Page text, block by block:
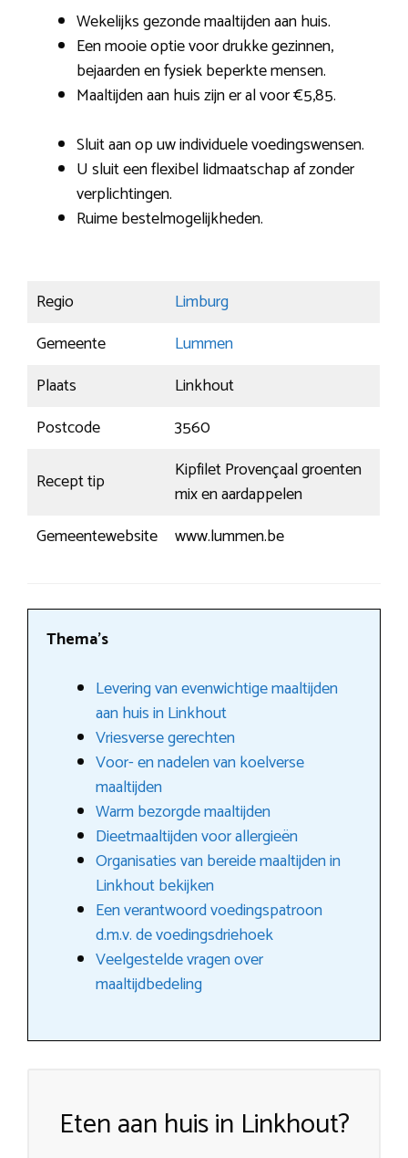
Wekelijks gezonde maaltijden aan huis.
Een mooie optie voor drukke gezinnen,
bejaarden en fysiek beperkte mensen.
Maaltijden aan huis zijn er al voor €5,85.
Sluit aan op uw individuele voedingswensen.
U sluit een flexibel lidmaatschap af zonder
verplichtingen.
Ruime bestelmogelijkheden.
Regio
Limburg
Gemeente
Lummen
Plaats
Linkhout
Postcode
3560
Recept tip
Kipfilet Provençaal groenten
mix en aardappelen
Gemeentewebsite
www.lummen.be
Thema’s
Levering van evenwichtige maaltijden
aan huis in Linkhout
Vriesverse gerechten
Voor- en nadelen van koelverse
maaltijden
Warm bezorgde maaltijden
Dieetmaaltijden voor allergieën
Organisaties van bereide maaltijden in
Linkhout bekijken
Een verantwoord voedingspatroon
d.m.v. de voedingsdriehoek
Veelgestelde vragen over
maaltijdbedeling
Eten aan huis in Linkhout?